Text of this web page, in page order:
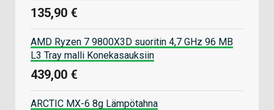
135,90 €
AMD Ryzen 7 9800X3D suoritin 4,7 GHz 96 MB
L3 Tray malli Konekasauksiin
439,00 €
ARCTIC MX-6 8g Lämpötahna